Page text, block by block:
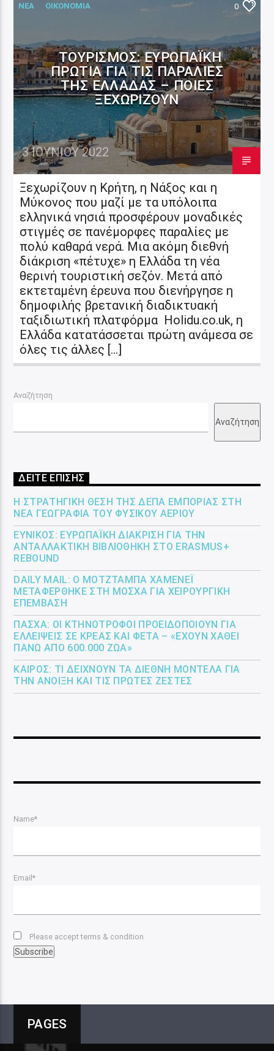
ΝΕΑ ΟΙΚΟΝΟΜΙΑ 0
ΤΟΥΡΙΣΜΌΣ: ΕΥΡΩΠΑΪΚΉ
ΠΡΩΤΙΆ ΓΙΑ ΤΙΣ ΠΑΡΑΛΊΕΣ
ΤΗΣ ΕΛΛΆΔΑΣ – ΠΟΙΕΣ
ΞΕΧΩΡΊΖΟΥΝ
3 ΙΟΥΝΊΟΥ 2022
Ξεχωρίζουν η Κρήτη, η Νάξος και η
Μύκονος που μαζί με τα υπόλοιπα
ελληνικά νησιά προσφέρουν μοναδικές
στιγμές σε πανέμορφες παραλίες με
πολύ καθαρά νερά. Μια ακόμη διεθνή
διάκριση «πέτυχε» η Ελλάδα τη νέα
θερινή τουριστική σεζόν. Μετά από
εκτεταμένη έρευνα που διενήργησε η
δημοφιλής βρετανική διαδικτυακή
ταξιδιωτική πλατφόρμα Holidu.co.uk, η
Ελλάδα κατατάσσεται πρώτη ανάμεσα σε
όλες τις άλλες […]
Αναζήτηση
Αναζήτηση
ΔΕΙΤΕ ΕΠΙΣΗΣ
Η ΣΤΡΑΤΗΓΙΚΉ ΘΈΣΗ ΤΗΣ ΔΕΠΑ ΕΜΠΟΡΊΑΣ ΣΤΗ
ΝΈΑ ΓΕΩΓΡΑΦΊΑ ΤΟΥ ΦΥΣΙΚΟΎ ΑΕΡΊΟΥ
ΕΎΝΙΚΟΣ: ΕΥΡΩΠΑΪΚΉ ΔΙΆΚΡΙΣΗ ΓΙΑ ΤΗΝ
ΑΝΤΑΛΛΑΚΤΙΚΉ ΒΙΒΛΙΟΘΉΚΗ ΣΤΟ ERASMUS+
REBOUND
DAILY MAIL: Ο ΜΟΤΖΤΆΜΠΑ ΧΑΜΕΝΕΪ́
ΜΕΤΑΦΈΡΘΗΚΕ ΣΤΗ ΜΌΣΧΑ ΓΙΑ ΧΕΙΡΟΥΡΓΙΚΉ
ΕΠΈΜΒΑΣΗ
ΠΆΣΧΑ: ΟΙ ΚΤΗΝΟΤΡΌΦΟΙ ΠΡΟΕΙΔΟΠΟΙΟΎΝ ΓΙΑ
ΕΛΛΕΊΨΕΙΣ ΣΕ ΚΡΈΑΣ ΚΑΙ ΦΈΤΑ – «ΈΧΟΥΝ ΧΑΘΕΊ
ΠΆΝΩ ΑΠΌ 600.000 ΖΏΑ»
ΚΑΙΡΌΣ: ΤΙ ΔΕΊΧΝΟΥΝ ΤΑ ΔΙΕΘΝΉ ΜΟΝΤΈΛΑ ΓΙΑ
ΤΗΝ ΆΝΟΙΞΗ ΚΑΙ ΤΙΣ ΠΡΏΤΕΣ ΖΈΣΤΕΣ
Name*
Email*
Please accept terms & condition
PAGES